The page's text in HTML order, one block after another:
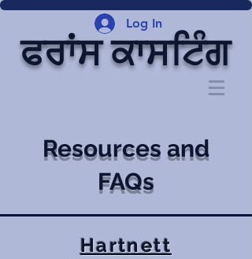
Log In
ਫਰਾਂਸ ਕਾਸਟਿੰਗ
Resources and
FAQs
Hartnett